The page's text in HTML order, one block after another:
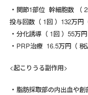
関節1部位 幹細胞数 （
投与回数（ 1回 ）132万円
分化誘導（ 1回 ）55万円
PRP治療 16.5万円（ 税
<起こりうる副作用>
脂肪採取部の内出血や